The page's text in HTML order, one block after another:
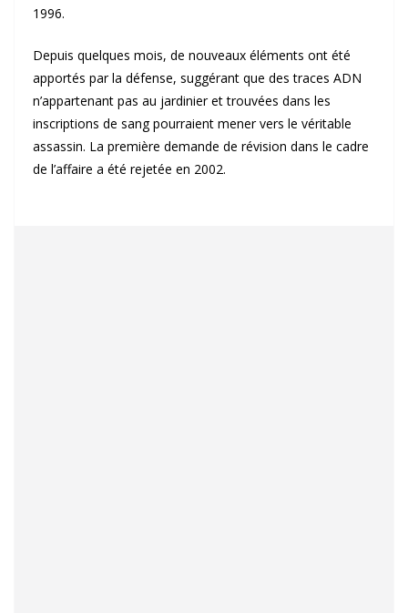
1996.
Depuis quelques mois, de nouveaux éléments ont été
apportés par la défense, suggérant que des traces ADN
n’appartenant pas au jardinier et trouvées dans les
inscriptions de sang pourraient mener vers le véritable
assassin. La première demande de révision dans le cadre
de l’affaire a été rejetée en 2002.